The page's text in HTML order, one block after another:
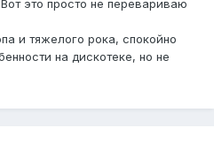
это просто не перевариваю
и тяжелого рока, спокойно
на дискотеке, но не